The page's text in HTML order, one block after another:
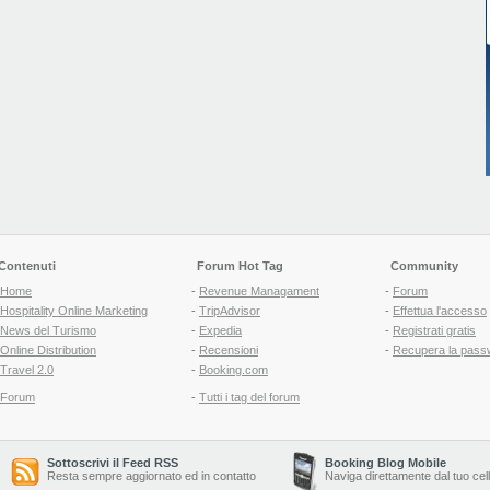
Home
Hospitality Online Marketing
News del Turismo
Online Distribution
Travel 2.0
Forum
Forum Hot Tag
- Revenue Managament
- TripAdvisor
- Expedia
- Recensioni
- Booking.com
- Tutti i tag del forum
Community
- Forum
- Effettua l'accesso
- Registrati gratis
- Recupera la
Sottoscrivi il Feed RSS
Resta sempre aggiornato ed in contatto
Booking Blog Mobile
Naviga direttamente dal tuo